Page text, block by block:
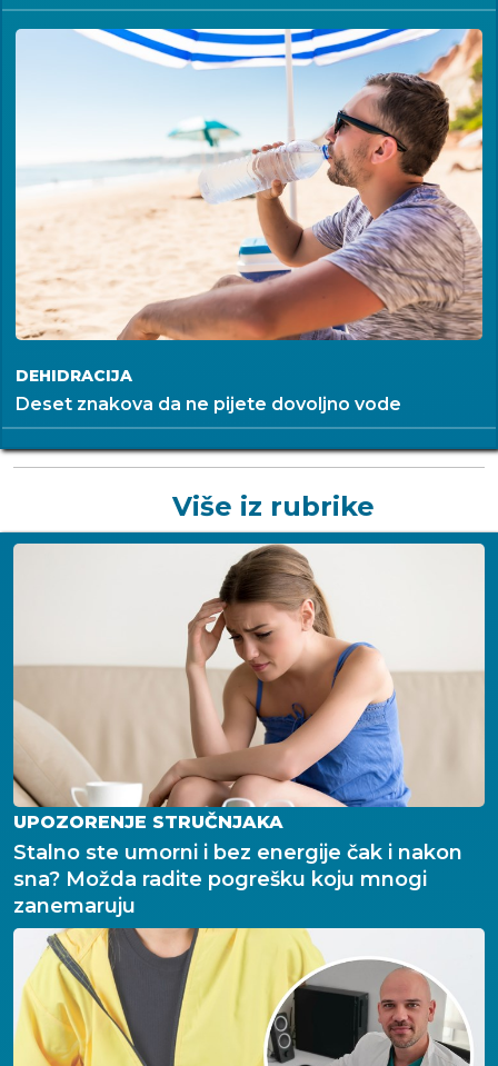
DEHIDRACIJA
Deset znakova da ne pijete dovoljno vode
Više iz rubrike
UPOZORENJE STRUČNJAKA
Stalno ste umorni i bez energije čak i nakon
sna? Možda radite pogrešku koju mnogi
zanemaruju